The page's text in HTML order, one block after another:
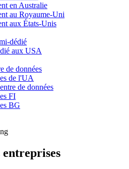
en Australie
au Royaume-Uni
aux États-Unis
dédié
aux USA
de données
de l'UA
de données
FI
BG